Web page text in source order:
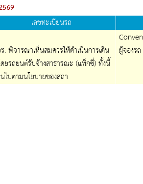
เลขทะเบียนรถ
. พิจารณาเห็นสมควรให้ดำเนินการเดิน
ดยรถยนต์รับจ้างสาธารณะ (แท็กซี่) ทั้งนี้
ไปตามนโยบายของสถา
ผู้จองร